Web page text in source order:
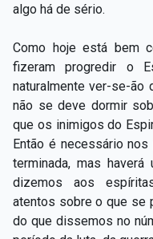
algo há de sério.
Como hoje está bem
fizeram progredir o
naturalmente ver-se-ão
não se deve dormir
que os inimigos do
Então é necessário
terminada, mas
dizemos aos
atentos sobre o que se
do que dissemos no